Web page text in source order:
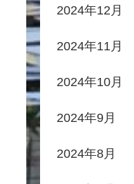
2024年12月
2024年11月
2024年10月
2024年9月
2024年8月